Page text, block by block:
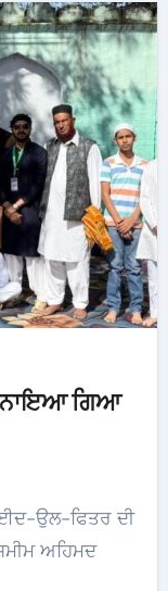
ਗਿਆ
ਅਹਿਮਦ